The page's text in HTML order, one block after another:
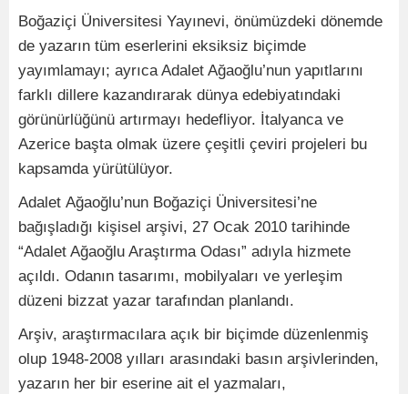
Boğaziçi Üniversitesi Yayınevi, önümüzdeki dönemde
de yazarın tüm eserlerini eksiksiz biçimde
yayımlamayı; ayrıca Adalet Ağaoğlu’nun yapıtlarını
farklı dillere kazandırarak dünya edebiyatındaki
görünürlüğünü artırmayı hedefliyor. İtalyanca ve
Azerice başta olmak üzere çeşitli çeviri projeleri bu
kapsamda yürütülüyor.
Adalet Ağaoğlu’nun Boğaziçi Üniversitesi’ne
bağışladığı kişisel arşivi, 27 Ocak 2010 tarihinde
“Adalet Ağaoğlu Araştırma Odası” adıyla hizmete
açıldı. Odanın tasarımı, mobilyaları ve yerleşim
düzeni bizzat yazar tarafından planlandı.
Arşiv, araştırmacılara açık bir biçimde düzenlenmiş
olup 1948-2008 yılları arasındaki basın arşivlerinden,
yazarın her bir eserine ait el yazmaları,